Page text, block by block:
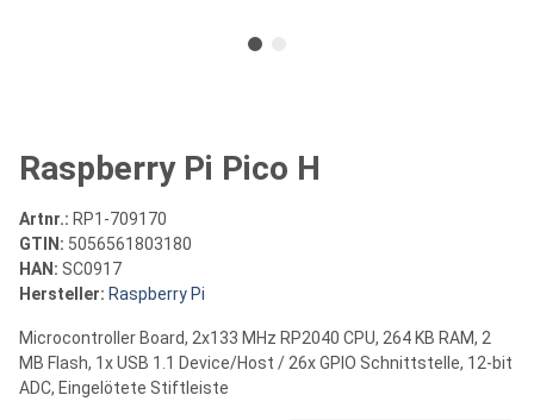
Raspberry Pi Pico H
Artnr.: RP1-709170
GTIN: 5056561803180
HAN: SC0917
Hersteller: Raspberry Pi
Microcontroller Board, 2x133 MHz RP2040 CPU, 264 KB RAM, 2
MB Flash, 1x USB 1.1 Device/Host / 26x GPIO Schnittstelle, 12-bit
ADC, Eingelötete Stiftleiste